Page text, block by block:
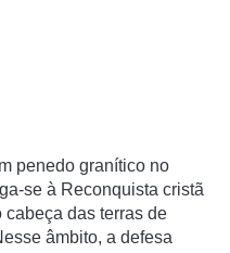
penedo graní­tico no
se à Reconquista cristã
das terras de
âmbito, a defesa